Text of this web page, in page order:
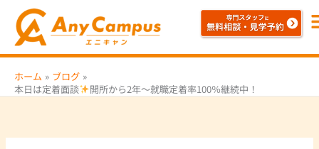
ス
ホーム
ブログ
本日は定着面談
開所から2年～就職定着率100％継続中！